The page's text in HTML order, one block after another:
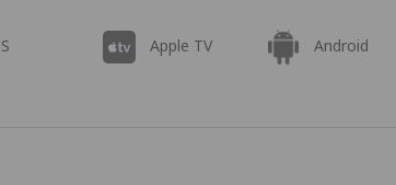
Apple TV Android